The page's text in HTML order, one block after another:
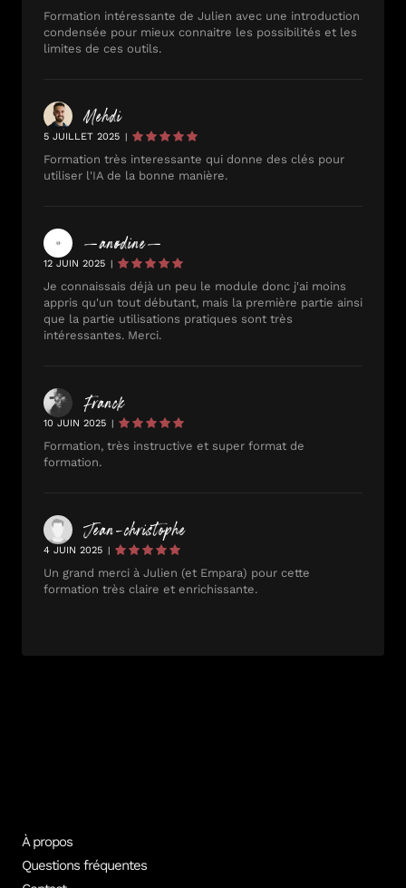
Formation intéressante de Julien avec une introduction
condensée pour mieux connaitre les possibilités et les
limites de ces outils.
Mehdi
5 JUILLET 2025 |
Formation très interessante qui donne des clés pour
utiliser l'IA de la bonne manière.
—anødine—
12 JUIN 2025 |
Je connaissais déjà un peu le module donc j'ai moins
appris qu'un tout débutant, mais la première partie ainsi
que la partie utilisations pratiques sont très
intéressantes. Merci.
Franck
10 JUIN 2025 |
Formation, très instructive et super format de
formation.
Jean-christophe
4 JUIN 2025 |
Un grand merci à Julien (et Empara) pour cette
formation très claire et enrichissante.
À propos
Questions fréquentes